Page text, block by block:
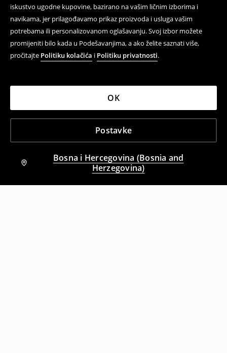
iskustvo ugodne kupovine, bazirano na vašim ličnim izborima i
navikama, jer prilagođavamo prikaz proizvoda i usluga vašim
potrebama ili personalizovanom oglašavanju. Svoj izbor možete
promijeniti bilo kada u Podešavanjima, a ako želite saznati više,
pročitajte Politiku kolačića i Politiku privatnosti.
Postavke
OK
Bosna i Hercegovina (Bosnia and
Herzegovina)